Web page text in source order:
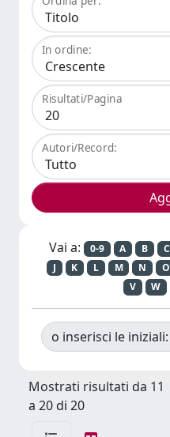
In ordine:
Risultati/Pagina
Autori/Record:
Vai a: 0-9 A B C
J
K L M N O
V
W
o inserisci le iniziali:
Mostrati risultati da 11
a 20 di 20